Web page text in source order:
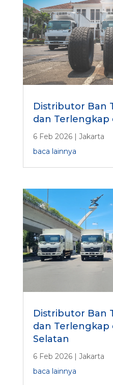
Distributor Ban
dan Terlengkap
6 Feb 2026| Jakarta
baca lainnya
Distributor Ban
dan Terlengkap
Selatan
6 Feb 2026| Jakarta
baca lainnya